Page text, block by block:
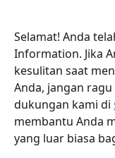
Selamat! Anda
Information. Jika
kesulitan saat
Anda, jangan
dukungan kami di
membantu Anda
yang luar biasa